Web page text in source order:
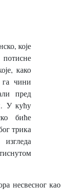
које
како
чини
пред
У кућу
биће
трика
несвесног као